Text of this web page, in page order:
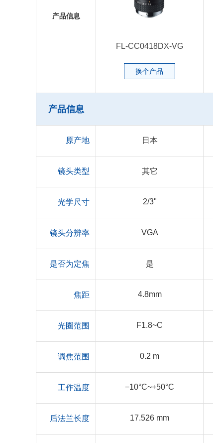
产品信息
FL-CC0418DX-VG
换个产品
产品信息
原产地
镜头类型
光学尺寸
镜头分辨率
是否为定焦
焦距
光圈范围
调焦范围
工作温度
后法兰长度
日本
其它
2/3"
VGA
是
4.8mm
F1.8~C
0.2 m
−10°C~+50°C
17.526 mm